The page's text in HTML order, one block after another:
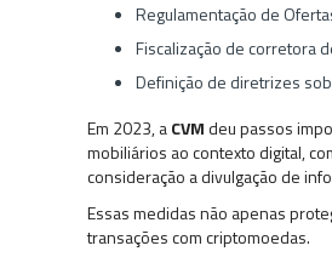
Regulamentação de
Fiscalização de corretora
Definição de diretrizes
Em 2023, aCVMdeu passos
mobiliários ao contexto digital,
consideração a divulgação de
Essas medidas não apenas
transações com criptomoedas.